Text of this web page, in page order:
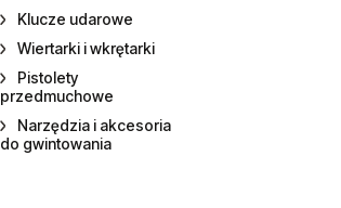
Klucze udarowe
Wiertarki i wkrętarki
Pistolety
przedmuchowe
Narzędzia i akcesoria
do gwintowania